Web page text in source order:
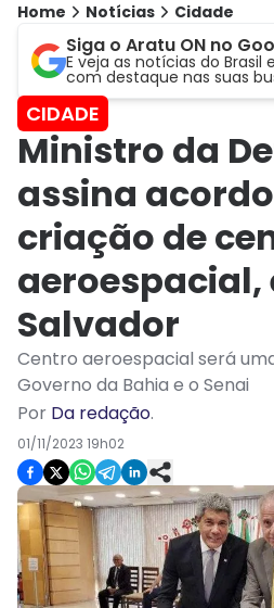
Home Notícias Cidade
Siga o Aratu ON no
E veja as notícias do Brasil
com destaque nas suas
CIDADE
Ministro da
assina
criação de
aeroespacial,
Salvador
Centro aeroespacial será
Governo da Bahia e o Senai
Por Da redação.
01/11/2023 19h02